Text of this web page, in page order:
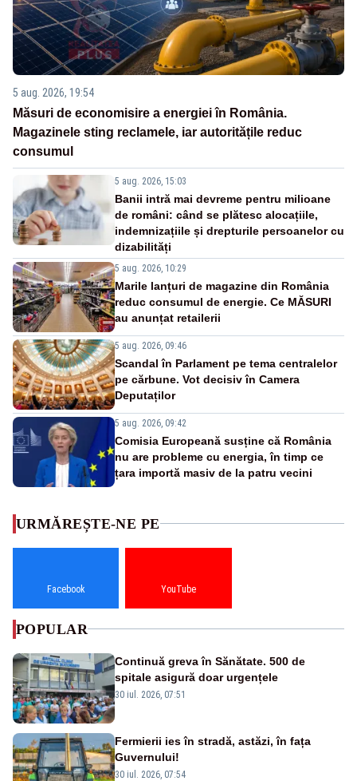
5 aug. 2026, 19:54
Măsuri de economisire a energiei în România.
Magazinele sting reclamele, iar autoritățile reduc
consumul
5 aug. 2026, 15:03
Banii intră mai devreme pentru milioane
de români: când se plătesc alocațiile,
indemnizațiile și drepturile persoanelor cu
dizabilități
5 aug. 2026, 10:29
Marile lanțuri de magazine din România
reduc consumul de energie. Ce MĂSURI
au anunțat retailerii
5 aug. 2026, 09:46
Scandal în Parlament pe tema centralelor
pe cărbune. Vot decisiv în Camera
Deputaților
5 aug. 2026, 09:42
Comisia Europeană susține că România
nu are probleme cu energia, în timp ce
țara importă masiv de la patru vecini
URMĂREȘTE-NE PE
Facebook YouTube
POPULAR
Continuă greva în Sănătate. 500 de
spitale asigură doar urgențele
30 iul. 2026, 07:51
Fermierii ies în stradă, astăzi, în fața
Guvernului!
30 iul. 2026, 07:54